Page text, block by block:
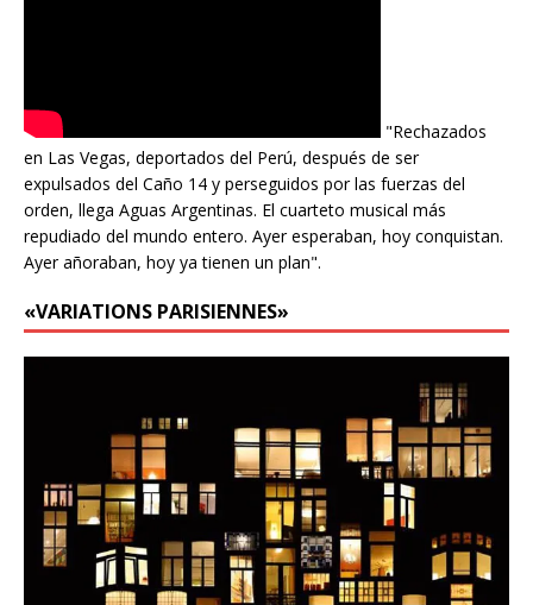
"Rechazados
en Las Vegas, deportados del Perú, después de ser
expulsados del Caño 14 y perseguidos por las fuerzas del
orden, llega Aguas Argentinas. El cuarteto musical más
repudiado del mundo entero. Ayer esperaban, hoy conquistan.
Ayer añoraban, hoy ya tienen un plan".
«VARIATIONS PARISIENNES»